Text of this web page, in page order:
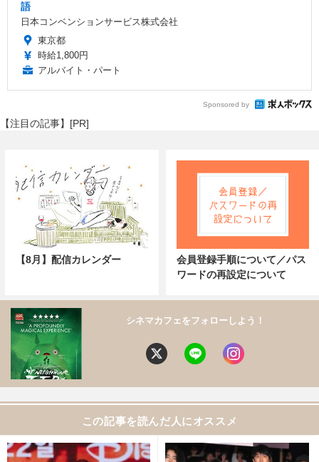
語
日本コンベンションサービス株式会社
東京都
時給1,800円
アルバイト・パート
Sponsored by
【注目の記事】[PR]
【8月】配信カレンダー
会員登録手順について／パス
ワードの再設定について
シネマカフェをフォローしよう！
この記事を読んだ人にオススメ